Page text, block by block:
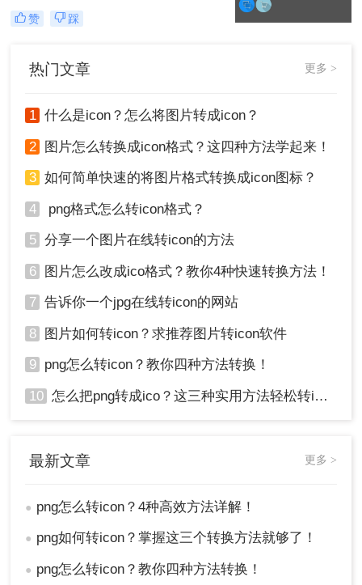
是可以实现的哦。下面来给大家介绍
一款在线的图片转icon转换工具
赞 踩
热门文章 更多 >
1 什么是icon？怎么将图片转成icon？
2 图片怎么转换成icon格式？这四种方法学起来！
3 如何简单快速的将图片格式转换成icon图标？
4 png格式怎么转icon格式？
5 分享一个图片在线转icon的方法
6 图片怎么改成ico格式？教你4种快速转换方法！
7 告诉你一个jpg在线转icon的网站
8 图片如何转icon？求推荐图片转icon软件
9 png怎么转icon？教你四种方法转换！
10 怎么把png转成ico？这三种实用方法轻松转ico！
最新文章 更多 >
● png怎么转icon？4种高效方法详解！
● png如何转icon？掌握这三个转换方法就够了！
● png怎么转icon？教你四种方法转换！